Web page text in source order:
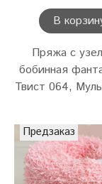
В
Пряжа с
бобинная
Твист 064,
Предзаказ